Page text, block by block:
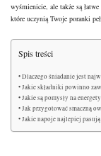
wyśmienicie, ale także są
które uczynią Twoje poranki
Spis treści
Dlaczego śniadanie jest
Jakie składniki powinno
Jakie są pomysły na
Jak przygotować smaczną
Jakie napoje najlepiej